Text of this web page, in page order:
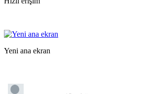
Yeni ana ekran